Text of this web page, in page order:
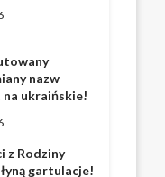
nazw
ukraińskie!
z Rodziny
gartulacje!